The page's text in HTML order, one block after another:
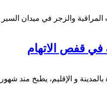
في قفص الاتهام
و الإقليم، يطبخ مند